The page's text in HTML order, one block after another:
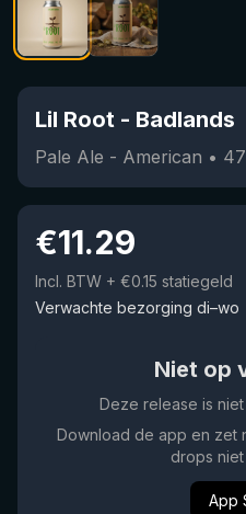
Lil Root - Badlands
Pale Ale - American •
€11.29
Incl. BTW + €0.15 statiegeld
Verwachte bezorging di–wo
Niet op
Deze release is
Download de app en zet
drops niet
App